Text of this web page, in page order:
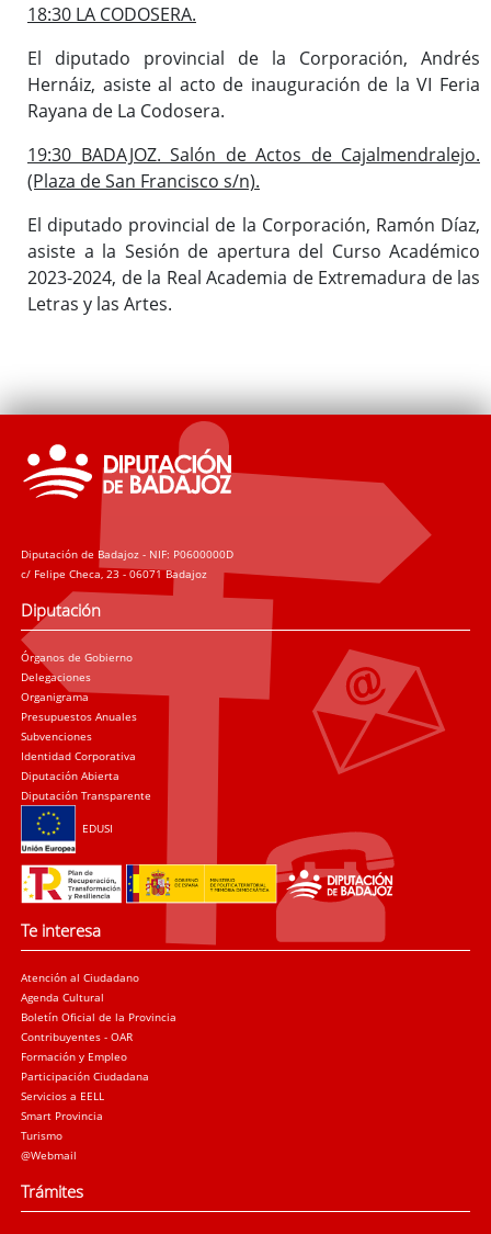
18:30 LA CODOSERA.
El diputado provincial de la Corporación, Andrés
Hernáiz, asiste al acto de inauguración de la VI Feria
Rayana de La Codosera.
19:30 BADAJOZ. Salón de Actos de Cajalmendralejo.
(Plaza de San Francisco s/n).
El diputado provincial de la Corporación, Ramón Díaz,
asiste a la Sesión de apertura del Curso Académico
2023-2024, de la Real Academia de Extremadura de las
Letras y las Artes.
Diputación de Badajoz - NIF: P0600000D
c/ Felipe Checa, 23 - 06071 Badajoz
Diputación
Órganos de Gobierno
Delegaciones
Organigrama
Presupuestos Anuales
Subvenciones
Identidad Corporativa
Diputación Abierta
Diputación Transparente
EDUSI
Te interesa
Atención al Ciudadano
Agenda Cultural
Boletín Oficial de la Provincia
Contribuyentes - OAR
Formación y Empleo
Participación Ciudadana
Servicios a EELL
Smart Provincia
Turismo
@Webmail
Trámites